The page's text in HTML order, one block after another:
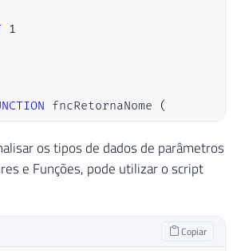
1
fncRetornaNome
(
tpNome,
VARCHAR (100),
VARCHAR MAX) ,
os tipos de dados de parâmetros
e Funções, pode utilizar o script
Copiar